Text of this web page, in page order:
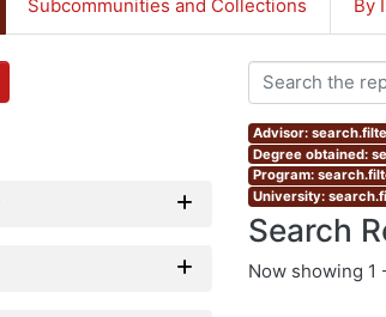
Subcommunities and Collections By
Advisor:
Degree obtained:
Program:
University:
Search
Now showing 1